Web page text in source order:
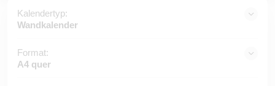
Kalendertyp:
Wandkalender
Format:
A4 quer